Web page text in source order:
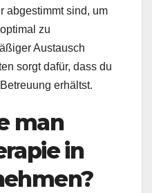
abgestimmt sind, um
zu
Austausch
sorgt dafür, dass du
erhältst.
man
in